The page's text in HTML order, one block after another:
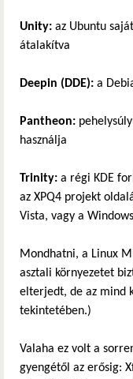
Unity: az Ubuntu
átalakítva
Deepin (DDE): a
Pantheon:
használja
Trinity: a régi KDE
az XPQ4 projekt
Vista, vagy a
Mondhatni, a Linux
asztali környezetet
elterjedt, de az mind
tekintetében.)
Valaha ez volt a
gyengétől az erősig: